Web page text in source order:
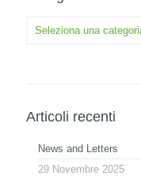
Articoli recenti
News and Letters
29 Novembre 2025